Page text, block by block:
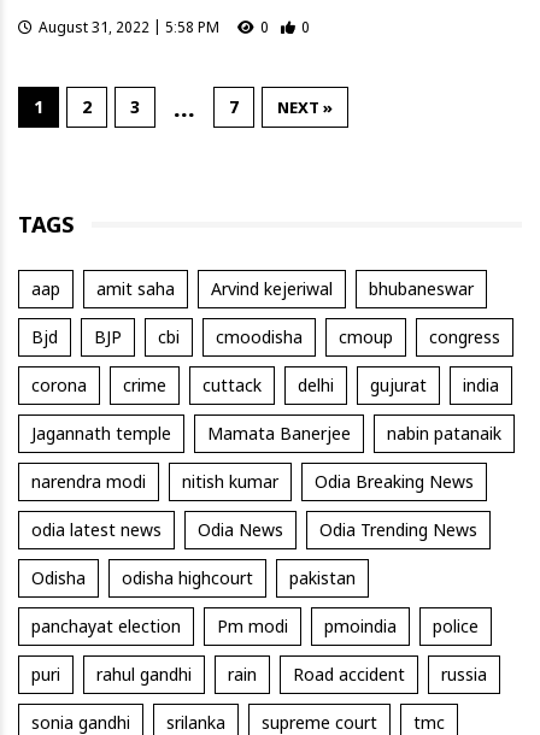
August 31, 2022 | 5:58 PM 0 0
1 2 3 … 7 NEXT »
TAGS
aap amit saha Arvind kejeriwal bhubaneswar
Bjd BJP cbi cmoodisha cmoup congress
corona crime cuttack delhi gujurat india
Jagannath temple Mamata Banerjee nabin patanaik
narendra modi nitish kumar Odia Breaking News
odia latest news Odia News Odia Trending News
Odisha odisha highcourt pakistan
panchayat election Pm modi pmoindia police
puri rahul gandhi rain Road accident russia
sonia gandhi srilanka supreme court tmc